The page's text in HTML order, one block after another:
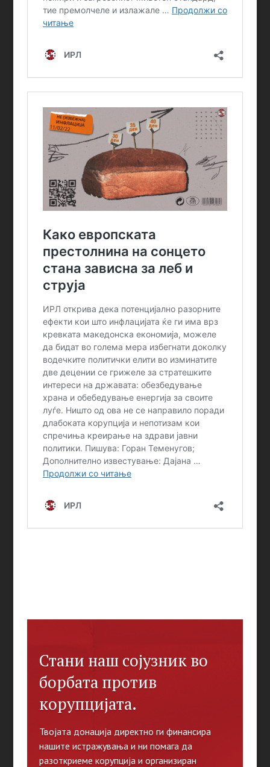
Стани наш сојузник во
борбата против
корупцијата.
Твојата донација директно ги финансира
нашите истражувања и ни помага да
разоткриеме корупција и организиран